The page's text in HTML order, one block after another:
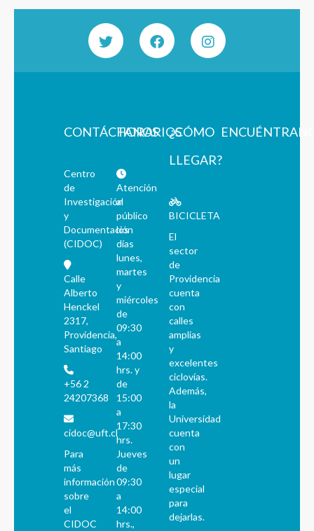
CONTÁCTANOS
Centro
de
Investigación
y
Documentación
(CIDOC)
Calle
Alberto
Henckel
2317,
Providencia,
Santiago
+56 2
24207368
cidoc@uft.cl
Para
más
información
sobre
el
CIDOC
HORARIOS
Atención
al
público
los
días
lunes,
martes
y
miércoles
de
09:30
a
14:00
hrs. y
de
15:00
a
17:30
hrs.
Jueves
de
09:30
a
14:00
hrs.,
¿CÓMO
LLEGAR?
BICICLETA
El
sector
de
Providencia
cuenta
con
calles
amplias
y
excelentes
ciclovías.
Además,
la
Universidad
cuenta
con
un
lugar
especial
para
dejarlas.